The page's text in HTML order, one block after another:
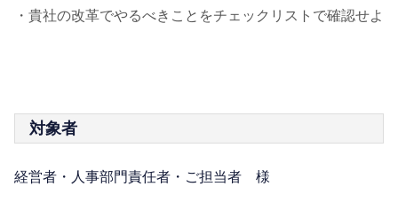
・貴社の改革でやるべきことをチェックリストで確認せよ
対象者
経営者・人事部門責任者・ご担当者 様